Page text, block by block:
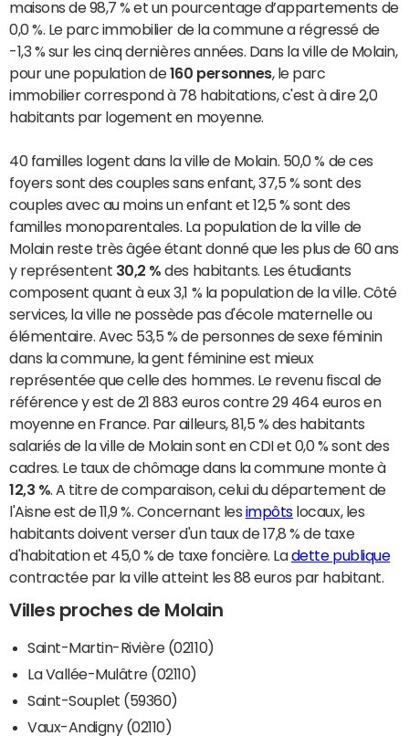
maisons de 98,7 % et un pourcentage d’appartements de
0,0 %. Le parc immobilier de la commune a régressé de
-1,3 % sur les cinq dernières années. Dans la ville de Molain,
pour une population de160 personnes, le parc
immobilier correspond à 78 habitations, c'est à dire 2,0
habitants par logement en moyenne.
40 familles logent dans la ville de Molain. 50,0 % de ces
foyers sont des couples sans enfant, 37,5 % sont des
couples avec au moins un enfant et 12,5 % sont des
familles monoparentales. La population de la ville de
Molain reste très âgée étant donné que les plus de 60 ans
y représentent 30,2 % des habitants. Les étudiants
composent quant à eux 3,1 % la population de la ville. Côté
services, la ville ne possède pas d'école maternelle ou
élémentaire. Avec 53,5 % de personnes de sexe féminin
dans la commune, la gent féminine est mieux
représentée que celle des hommes. Le revenu fiscal de
référence y est de 21 883 euros contre 29 464 euros en
moyenne en France. Par ailleurs, 81,5 % des habitants
salariés de la ville de Molain sont en CDI et 0,0 % sont des
cadres. Le taux de chômage dans la commune monte à
12,3 % . A titre de comparaison, celui du département de
l'Aisne est de 11,9 %. Concernant les impôtslocaux, les
habitants doivent verser d'un taux de 17,8 % de taxe
d'habitation et 45,0 % de taxe foncière. Ladette publique
contractée par la ville atteint les 88 euros par habitant.
Villes proches de Molain
Saint-Martin-Rivière (02110)
La Vallée-Mulâtre (02110)
Saint-Souplet (59360)
Vaux-Andigny (02110)